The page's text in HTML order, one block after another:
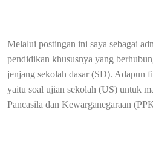
Melalui postingan ini saya sebagai
pendidikan khususnya yang
jenjang sekolah dasar (SD). Adapun
yaitu soal ujian sekolah (US) untuk
Pancasila dan Kewarganegaraan